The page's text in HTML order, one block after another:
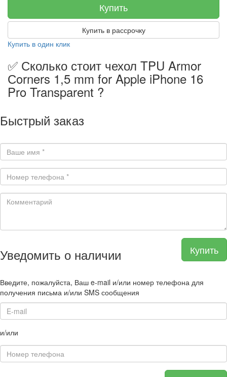
Купить
Купить в рассрочку
Купить в один клик
✅ Сколько стоит чехол TPU Armor
Сorners 1,5 mm for Apple iPhone 16
Pro Transparent ?
Быстрый заказ
Купить
Уведомить о наличии
Введите, пожалуйста, Ваш e-mail и/или номер телефона для
получения письма и/или SMS сообщения
и/или